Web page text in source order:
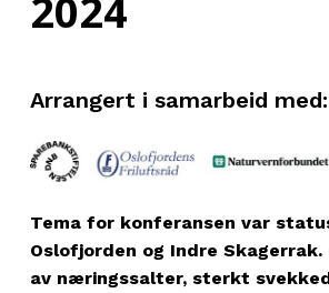
Arrangert i samarbeid med:
Tema for konferansen var
Oslofjorden og Indre Skagerrak.
av næringssalter, sterkt